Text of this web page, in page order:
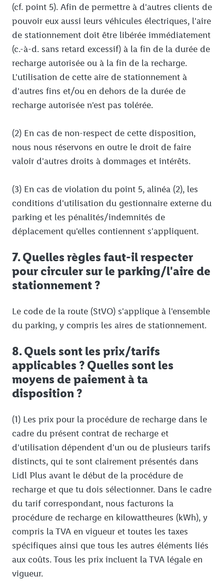
(cf. point 5). Afin de permettre à d'autres clients de
pouvoir eux aussi leurs véhicules électriques, l'aire
de stationnement doit être libérée immédiatement
(c.-à-d. sans retard excessif) à la fin de la durée de
recharge autorisée ou à la fin de la recharge.
L'utilisation de cette aire de stationnement à
d'autres fins et/ou en dehors de la durée de
recharge autorisée n'est pas tolérée.
(2) En cas de non-respect de cette disposition,
nous nous réservons en outre le droit de faire
valoir d'autres droits à dommages et intérêts.
(3) En cas de violation du point 5, alinéa (2), les
conditions d'utilisation du gestionnaire externe du
parking et les pénalités/indemnités de
déplacement qu'elles contiennent s'appliquent.
7. Quelles règles faut-il respecter
pour circuler sur le parking/l'aire de
stationnement ?
Le code de la route (StVO) s'applique à l'ensemble
du parking, y compris les aires de stationnement.
8. Quels sont les prix/tarifs
applicables ? Quelles sont les
moyens de paiement à ta
disposition ?
(1) Les prix pour la procédure de recharge dans le
cadre du présent contrat de recharge et
d'utilisation dépendent d'un ou de plusieurs tarifs
distincts, qui te sont clairement présentés dans
Lidl Plus avant le début de la procédure de
recharge et que tu dois sélectionner. Dans le cadre
du tarif correspondant, nous facturons la
procédure de recharge en kilowattheures (kWh), y
compris la TVA en vigueur et toutes les taxes
spécifiques ainsi que tous les autres éléments liés
aux coûts. Tous les prix incluent la TVA légale en
vigueur.